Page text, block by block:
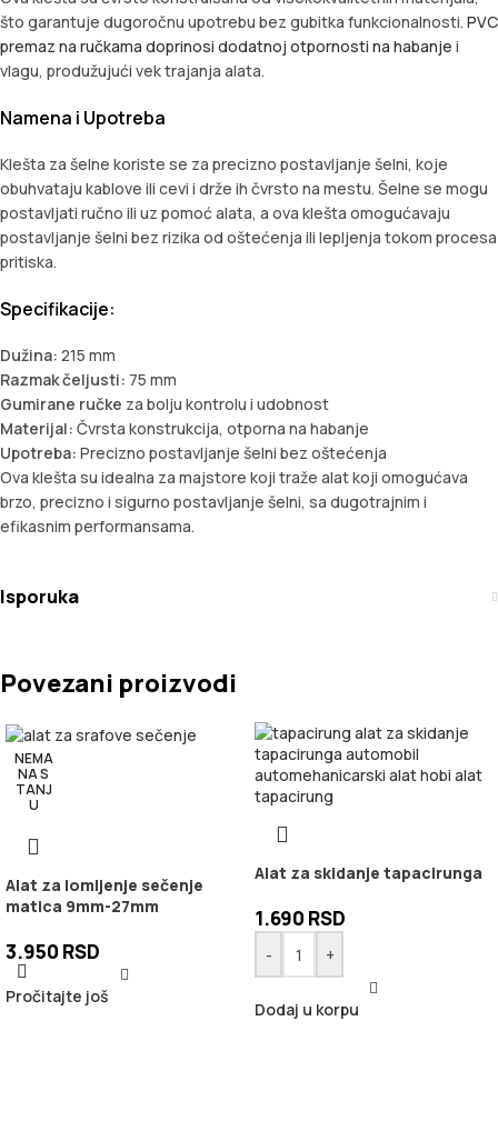
što garantuje dugoročnu upotrebu bez gubitka funkcionalnosti. PVC
premaz na ručkama doprinosi dodatnoj otpornosti na habanje i
vlagu, produžujući vek trajanja alata.
Namena i Upotreba
Klešta za šelne koriste se za precizno postavljanje šelni, koje
obuhvataju kablove ili cevi i drže ih čvrsto na mestu. Šelne se mogu
postavljati ručno ili uz pomoć alata, a ova klešta omogućavaju
postavljanje šelni bez rizika od oštećenja ili lepljenja tokom procesa
pritiska.
Specifikacije:
Dužina: 215 mm
Razmak čeljusti: 75 mm
Gumirane ručke za bolju kontrolu i udobnost
Materijal: Čvrsta konstrukcija, otporna na habanje
Upotreba: Precizno postavljanje šelni bez oštećenja
Ova klešta su idealna za majstore koji traže alat koji omogućava
brzo, precizno i sigurno postavljanje šelni, sa dugotrajnim i
efikasnim performansama.
Isporuka
Povezani proizvodi
NEMA
NA S
TANJ
U
Alat za lomljenje sečenje
matica 9mm-27mm
3.950 RSD
Pročitajte još
Alat za skidanje tapacirunga
1.690 RSD
- +
Dodaj u korpu